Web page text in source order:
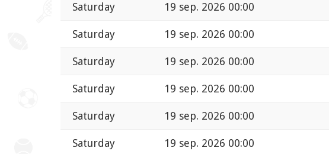
Saturday 19 sep. 2026 00:00
Saturday 19 sep. 2026 00:00
Saturday 19 sep. 2026 00:00
Saturday 19 sep. 2026 00:00
Saturday 19 sep. 2026 00:00
Saturday 19 sep. 2026 00:00